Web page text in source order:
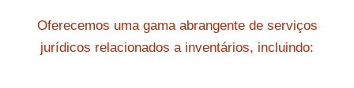
Oferecemos uma gama abrangente de serviços
jurídicos relacionados a inventários, incluindo: